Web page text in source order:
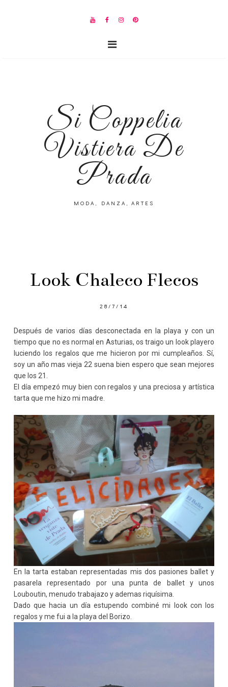
Si Coppelia
Vistiera De
Prada
MODA, DANZA, ARTES
Look Chaleco Flecos
28/7/14
Después de varios días desconectada en la playa y con un
tiempo que no es normal en Asturias, os traigo un look playero
luciendo los regalos que me hicieron por mi cumpleaños. Sí,
soy un año mas vieja 22 suena bien espero que sean mejores
que los 21.
El día empezó muy bien con regalos y una preciosa y artística
tarta que me hizo mi madre.
En la tarta estaban representadas mis dos pasiones ballet y
pasarela representado por una punta de ballet y unos
Louboutin, menudo trabajazo y ademas riquísima.
Dado que hacia un día estupendo combiné mi look con los
regalos y me fui a la playa del Borizo.